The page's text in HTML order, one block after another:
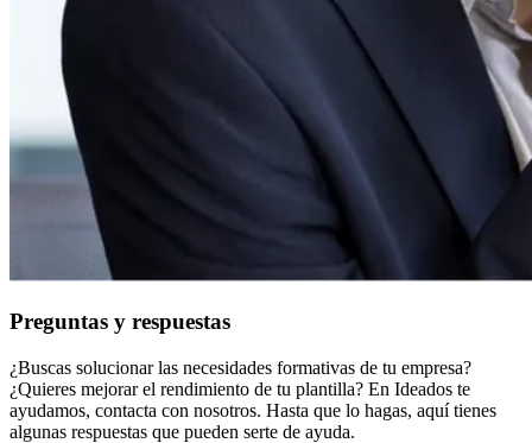
Preguntas y respuestas
¿Buscas solucionar las necesidades formativas de tu empresa?
¿Quieres mejorar el rendimiento de tu plantilla? En Ideados te
ayudamos, contacta con nosotros. Hasta que lo hagas, aquí tienes
algunas respuestas que pueden serte de ayuda.